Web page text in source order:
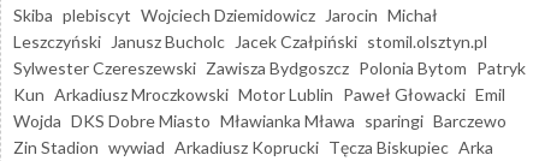
Skiba plebiscyt Wojciech Dziemidowicz Jarocin Michał
Leszczyński
Janusz Bucholc Jacek Czałpiński stomil.olsztyn.pl
Sylwester Czereszewski Zawisza Bydgoszcz Polonia Bytom Patryk
Kun Arkadiusz Mroczkowski Motor Lublin Paweł Głowacki Emil
Wojda DKS Dobre Miasto Mławianka Mława sparingi Barczewo
Zin Stadion wywiad Arkadiusz Koprucki Tęcza Biskupiec Arka